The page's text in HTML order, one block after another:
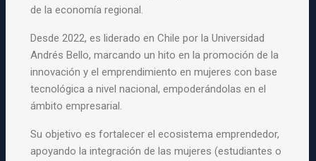
de la economía regional.
Desde 2022, es liderado en Chile por la Universidad
Andrés Bello, marcando un hito en la promoción de la
innovación y el emprendimiento en mujeres con base
tecnológica a nivel nacional, empoderándolas en el
ámbito empresarial.
Su objetivo es fortalecer el ecosistema emprendedor,
apoyando la integración de las mujeres (estudiantes o